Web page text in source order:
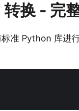
换 - 完
准 Python 库进